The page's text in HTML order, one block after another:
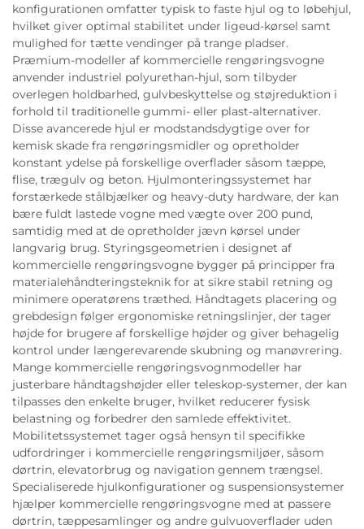
konfigurationen omfatter typisk to faste hjul og to løbehjul,
hvilket giver optimal stabilitet under ligeud-kørsel samt
mulighed for tætte vendinger på trange pladser.
Præmium-modeller af kommercielle rengøringsvogne
anvender industriel polyurethan-hjul, som tilbyder
overlegen holdbarhed, gulvbeskyttelse og støjreduktion i
forhold til traditionelle gummi- eller plast-alternativer.
Disse avancerede hjul er modstandsdygtige over for
kemisk skade fra rengøringsmidler og opretholder
konstant ydelse på forskellige overflader såsom tæppe,
flise, trægulv og beton. Hjulmonteringssystemet har
forstærkede stålbjælker og heavy-duty hardware, der kan
bære fuldt lastede vogne med vægte over 200 pund,
samtidig med at de opretholder jævn kørsel under
langvarig brug. Styringsgeometrien i designet af
kommercielle rengøringsvogne bygger på principper fra
materialehåndteringsteknik for at sikre stabil retning og
minimere operatørens træthed. Håndtagets placering og
grebdesign følger ergonomiske retningslinjer, der tager
højde for brugere af forskellige højder og giver behagelig
kontrol under længerevarende skubning og manøvrering.
Mange kommercielle rengøringsvognmodeller har
justerbare håndtagshøjder eller teleskop-systemer, der kan
tilpasses den enkelte bruger, hvilket reducerer fysisk
belastning og forbedrer den samlede effektivitet.
Mobilitetssystemet tager også hensyn til specifikke
udfordringer i kommercielle rengøringsmiljøer, såsom
dørtrin, elevatorbrug og navigation gennem trængsel.
Specialiserede hjulkonfigurationer og suspensionsystemer
hjælper kommercielle rengøringsvogne med at passere
dørtrin, tæppesamlinger og andre gulvuoverflader uden